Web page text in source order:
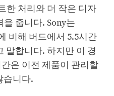
한 처리와 더 작은 디자
줍니다. Sony는
비해 버드에서 5.5시간
말합니다. 하지만 이 경
은 이전 제품이 관리할
습니다.